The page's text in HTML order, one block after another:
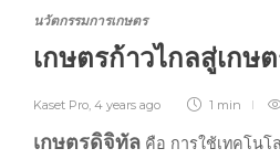
นวัตกรรมการเกษตร
เกษตรก้าวไกลสู่เกษ
Kaset Pro, 4 years ago 1 min
เกษตรดิจิทัล คือ การใช้เทคโนโ